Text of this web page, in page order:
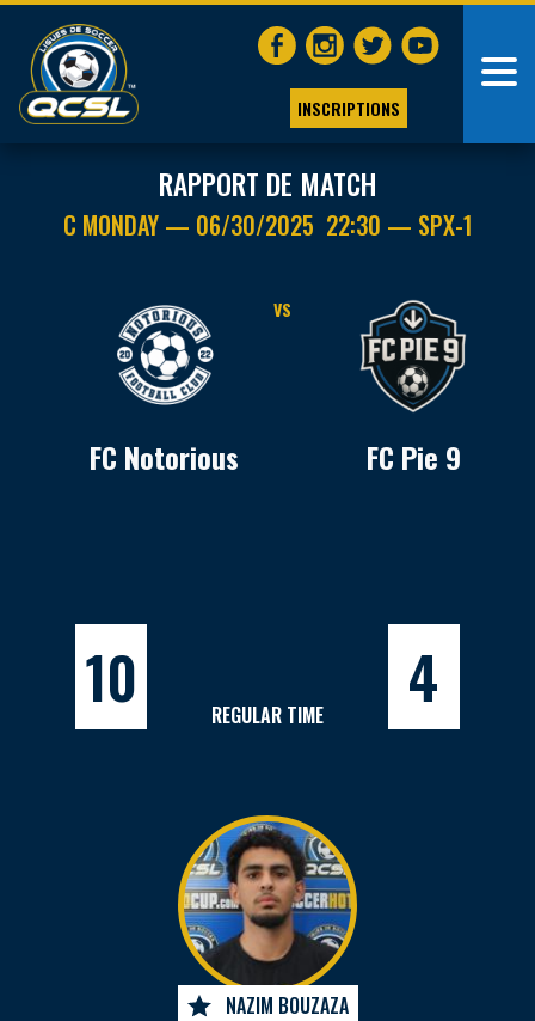
INSCRIPTIONS
RAPPORT DE MATCH
C MONDAY — 06/30/2025 22:30 — SPX-1
FC Notorious
VS
FC Pie 9
10 REGULAR TIME 4
NAZIM BOUZAZA